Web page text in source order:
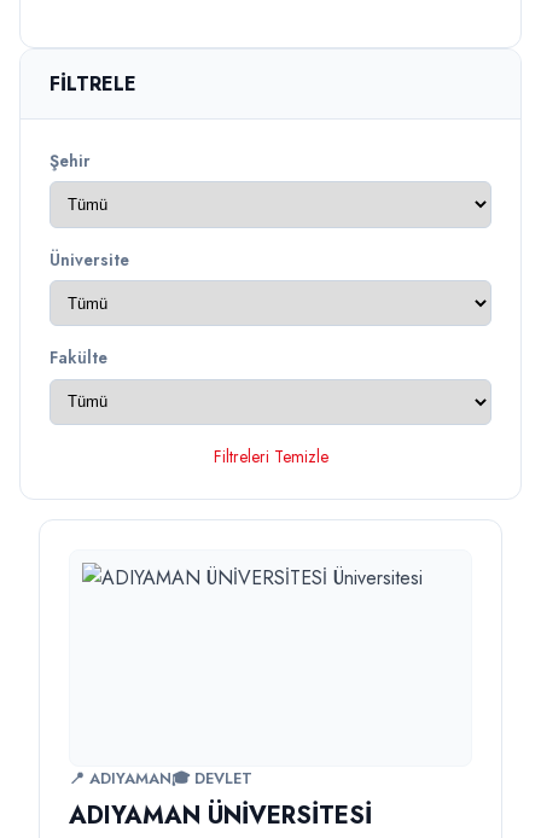
FILTRELE
Şehir
Üniversite
Fakülte
Filtreleri Temizle
📍 ADIYAMAN🎓 DEVLET
ADIYAMAN ÜNİVERSİTESİ